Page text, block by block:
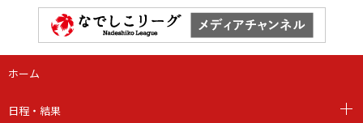
ホーム
日程・結果